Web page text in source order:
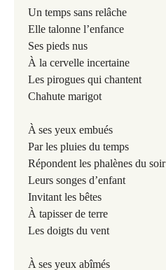
Un temps sans relâche
Elle talonne l’enfance
Ses pieds nus
À la cervelle incertaine
Les pirogues qui chantent
Chahute marigot
À ses yeux embués
Par les pluies du temps
Répondent les phalènes du soir
Leurs songes d’enfant
Invitant les bêtes
À tapisser de terre
Les doigts du vent
À ses yeux abîmés